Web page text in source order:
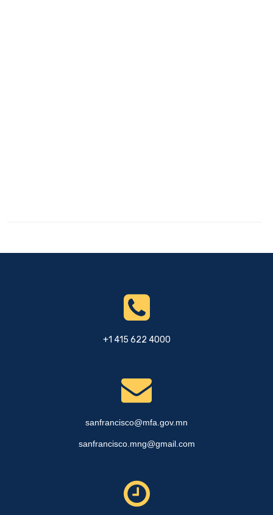
+1 415 622 4000
sanfrancisco@mfa.gov.mn
sanfrancisco.mng@gmail.com